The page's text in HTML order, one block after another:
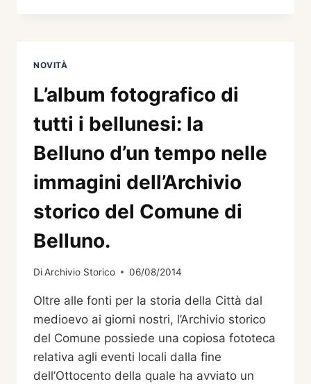
DELL’ARCHIVIO
STORICO
NOVITÀ
L’album fotografico di
tutti i bellunesi: la
Belluno d’un tempo nelle
immagini dell’Archivio
storico del Comune di
Belluno.
DiArchivio Storico 06/08/2014
Oltre alle fonti per la storia della Città dal
medioevo ai giorni nostri, l’Archivio storico
del Comune possiede una copiosa fototeca
relativa agli eventi locali dalla fine
dell’Ottocento della quale ha avviato un